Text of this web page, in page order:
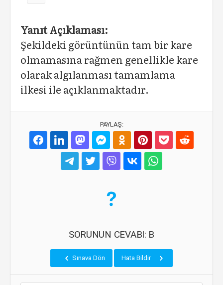
Yanıt Açıklaması:
Şekildeki görüntünün tam bir kare
olmamasına rağmen genellikle kare
olarak algılanması tamamlama
ilkesi ile açıklanmaktadır.
PAYLAŞ:
SORUNUN CEVABI: B
Sınava Dön Hata Bildir